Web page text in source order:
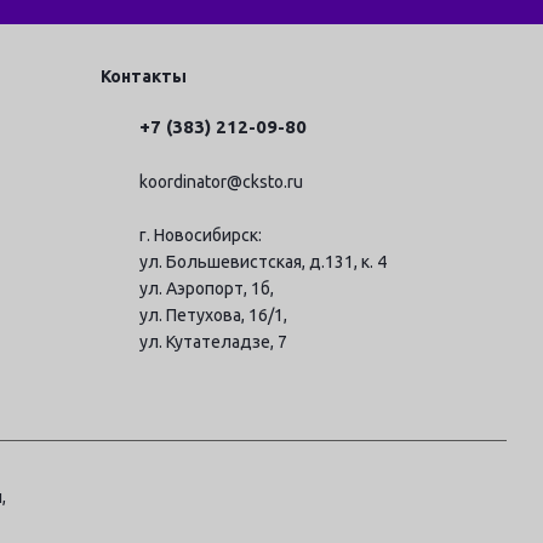
Контакты
+7 (383) 212-09-80
koordinator@cksto.ru
г. Новосибирск:
ул. Большевистская, д.131, к. 4
ул. Аэропорт, 1б,
ул. Петухова, 16/1,
ул. Кутателадзе, 7